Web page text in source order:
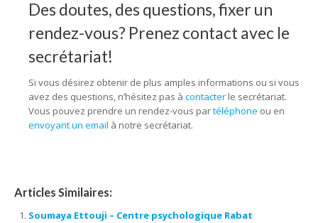
Des doutes, des questions, fixer un
rendez-vous? Prenez contact avec le
secrétariat!
Si vous désirez obtenir de plus amples informations ou si vous
avez des questions, n’hésitez pas à contacter le secrétariat.
Vous pouvez prendre un rendez-vous partéléphone ou en
envoyant un email à notre secrétariat.
Articles Similaires:
Soumaya Ettouji – Centre psychologique Rabat